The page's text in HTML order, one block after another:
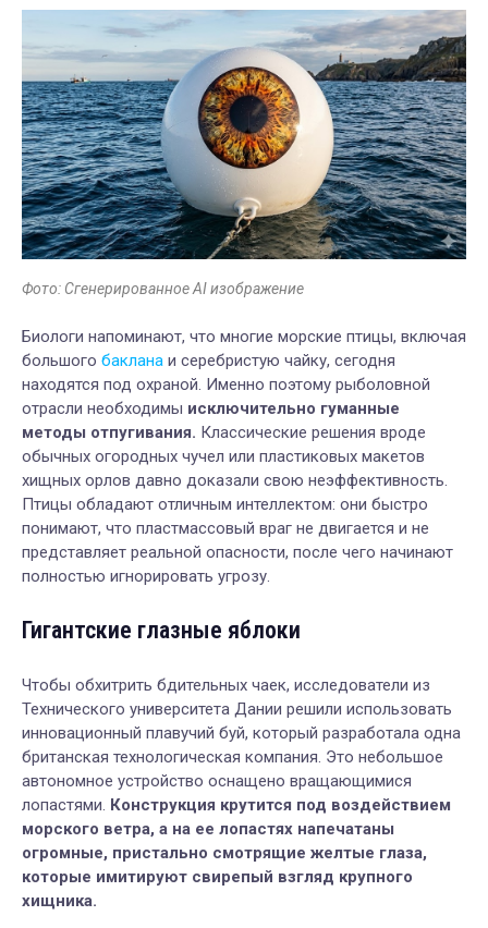
Фото: Сгенерированное AI изображение
Биологи напоминают, что многие морские птицы, включая
большого баклана и серебристую чайку, сегодня
находятся под охраной. Именно поэтому рыболовной
отрасли необходимы исключительно гуманные
методы отпугивания. Классические решения вроде
обычных огородных чучел или пластиковых макетов
хищных орлов давно доказали свою неэффективность.
Птицы обладают отличным интеллектом: они быстро
понимают, что пластмассовый враг не двигается и не
представляет реальной опасности, после чего начинают
полностью игнорировать угрозу.
Гигантские глазные яблоки
Чтобы обхитрить бдительных чаек, исследователи из
Технического университета Дании решили использовать
инновационный плавучий буй, который разработала одна
британская технологическая компания. Это небольшое
автономное устройство оснащено вращающимися
лопастями. Конструкция крутится под воздействием
морского ветра, а на ее лопастях напечатаны
огромные, пристально смотрящие желтые глаза,
которые имитируют свирепый взгляд крупного
хищника.